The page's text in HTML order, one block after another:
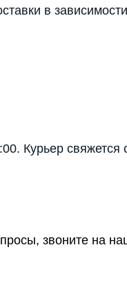
в
Курьер свяжется
звоните на